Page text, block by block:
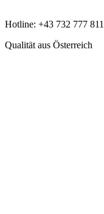
Hotline: +43 732 777 811
Qualität aus Österreich